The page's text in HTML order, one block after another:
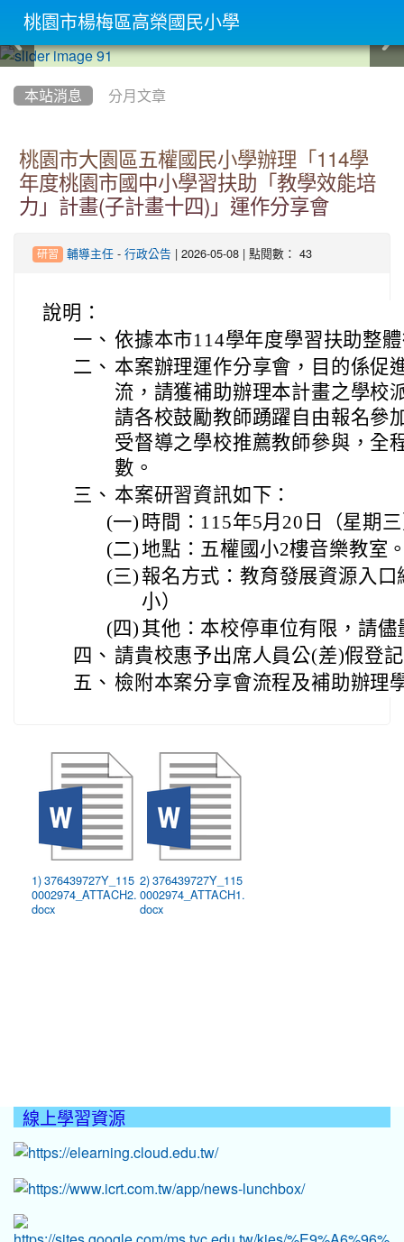
本站消息 分月文章
桃園市大園區五權國民小學辦理「114學
年度桃園市國中小學習扶助「教學效能培
力」計畫(子計畫十四)」運作分享會
研習 輔導主任- 行政公告 | 2026-05-08 | 點閱數： 43
說明：
一、 依據本市114學年度學習扶助整
二、 本案辦理運作分享會，目的係促
流，請獲補助辦理本計畫之學校
請各校鼓勵教師踴躍自由報名參
受督導之學校推薦教師參與，全
數。
三、 本案研習資訊如下：
(一) 時間：115年5月20日（星期
(二)地點：五權國小2樓音樂教室
(三) 報名方式：教育發展資源入
小）
(四) 其他：本校停車位有限，請
四、 請貴校惠予出席人員公(差)假登
五、 檢附本案分享會流程及補助辦理
1) 376439727Y_115
0002974_ATTACH2.
docx
2) 376439727Y_115
0002974_ATTACH1.
docx
線上學習資源
桃園市楊梅區高榮國民小學